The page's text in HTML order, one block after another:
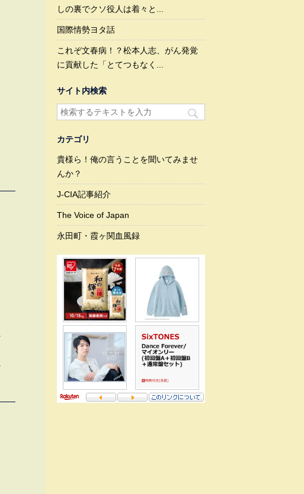
しの裏でクソ役人は着々と...
国際情勢ヨタ話
これぞ文春病！？松本人志、がん発覚
に貢献した「とてつもなく...
サイト内検索
カテゴリ
貴様ら！俺の言うことを聞いてみませ
んか？
J-CIA記事紹介
The Voice of Japan
永田町・霞ヶ関血風録